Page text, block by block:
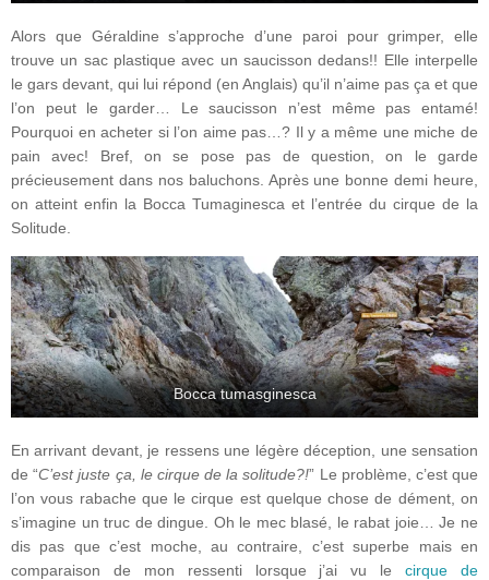
Alors que Géraldine s’approche d’une paroi pour grimper, elle
trouve un sac plastique avec un saucisson dedans!! Elle interpelle
le gars devant, qui lui répond (en Anglais) qu’il n’aime pas ça et que
l’on peut le garder… Le saucisson n’est même pas entamé!
Pourquoi en acheter si l’on aime pas…? Il y a même une miche de
pain avec! Bref, on se pose pas de question, on le garde
précieusement dans nos baluchons. Après une bonne demi heure,
on atteint enfin la Bocca Tumaginesca et l’entrée du cirque de la
Solitude.
Bocca tumasginesca
En arrivant devant, je ressens une légère déception, une sensation
de “C’est juste ça, le cirque de la solitude?!” Le problème, c’est que
l’on vous rabache que le cirque est quelque chose de dément, on
s’imagine un truc de dingue. Oh le mec blasé, le rabat joie… Je ne
dis pas que c’est moche, au contraire, c’est superbe mais en
comparaison de mon ressenti lorsque j’ai vu le cirque de